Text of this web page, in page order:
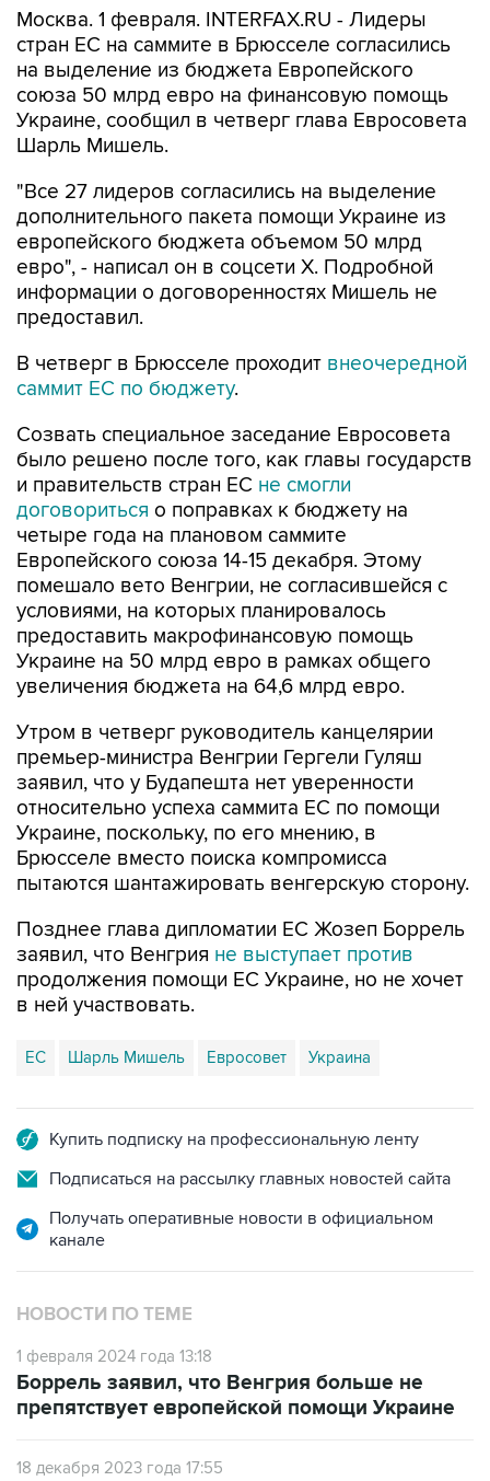
Москва. 1 февраля. INTERFAX.RU - Лидеры
стран ЕС на саммите в Брюсселе согласились
на выделение из бюджета Европейского
союза 50 млрд евро на финансовую помощь
Украине, сообщил в четверг глава Евросовета
Шарль Мишель.
"Все 27 лидеров согласились на выделение
дополнительного пакета помощи Украине из
европейского бюджета объемом 50 млрд
евро", - написал он в соцсети X. Подробной
информации о договоренностях Мишель не
предоставил.
В четверг в Брюсселе проходит внеочередной
саммит ЕС по бюджету.
Созвать специальное заседание Евросовета
было решено после того, как главы государств
и правительств стран ЕС не смогли
договориться о поправках к бюджету на
четыре года на плановом саммите
Европейского союза 14-15 декабря. Этому
помешало вето Венгрии, не согласившейся с
условиями, на которых планировалось
предоставить макрофинансовую помощь
Украине на 50 млрд евро в рамках общего
увеличения бюджета на 64,6 млрд евро.
Утром в четверг руководитель канцелярии
премьер-министра Венгрии Гергели Гуляш
заявил, что у Будапешта нет уверенности
относительно успеха саммита ЕС по помощи
Украине, поскольку, по его мнению, в
Брюсселе вместо поиска компромисса
пытаются шантажировать венгерскую сторону.
Позднее глава дипломатии ЕС Жозеп Боррель
заявил, что Венгрия не выступает против
продолжения помощи ЕС Украине, но не хочет
в ней участвовать.
ЕС Шарль Мишель Евросовет Украина
Купить подписку на профессиональную ленту
Подписаться на рассылку главных новостей сайта
Получать оперативные новости в официальном
канале
НОВОСТИ ПО ТЕМЕ
1 февраля 2024 года 13:18
Боррель заявил, что Венгрия больше не
препятствует европейской помощи Украине
18 декабря 2023 года 17:55